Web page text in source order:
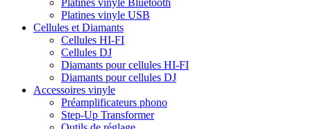
Platines vinyle Bluetooth
Platines vinyle USB
Cellules et Diamants
Cellules HI-FI
Cellules DJ
Diamants pour cellules HI-FI
Diamants pour cellules DJ
Accessoires vinyle
Préamplificateurs phono
Step-Up Transformer